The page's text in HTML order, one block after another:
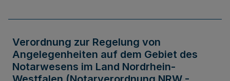
Verordnung zur Regelung von
Angelegenheiten auf dem Gebiet des
Notarwesens im Land Nordrhein-